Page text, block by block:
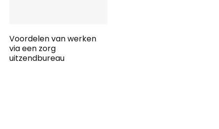
Voordelen van werken
via een zorg
uitzendbureau